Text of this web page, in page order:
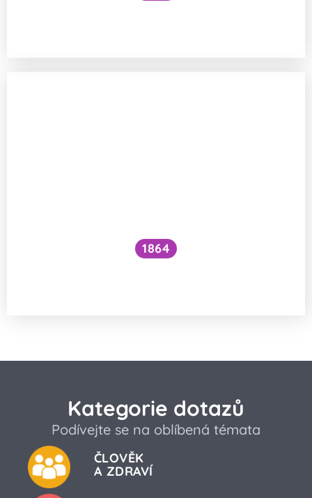
1864
Kategorie dotazů
Podívejte se na oblíbená témata
ČLOVĚK
A ZDRAVÍ